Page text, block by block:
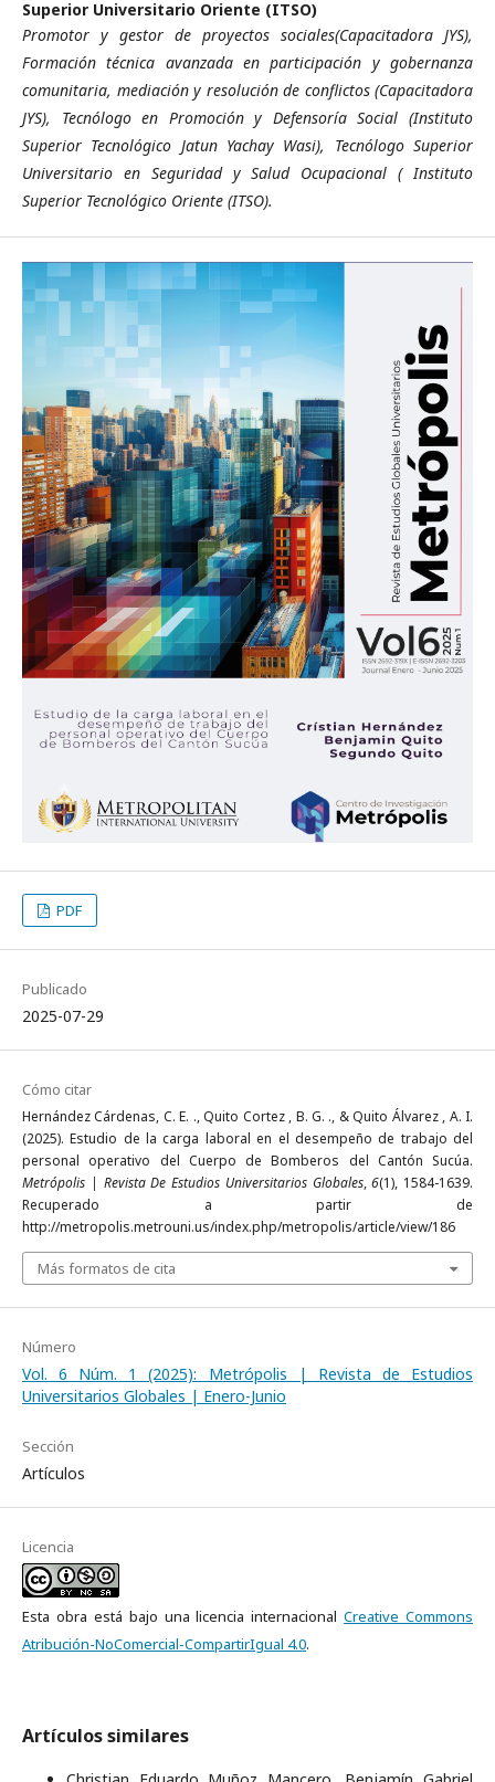
Superior Universitario Oriente (ITSO)
Promotor y gestor de proyectos sociales(Capacitadora JYS),
Formación técnica avanzada en participación y gobernanza
comunitaria, mediación y resolución de conflictos (Capacitadora
JYS), Tecnólogo en Promoción y Defensoría Social (Instituto
Superior Tecnológico Jatun Yachay Wasi), Tecnólogo Superior
Universitario en Seguridad y Salud Ocupacional ( Instituto
Superior Tecnológico Oriente (ITSO).
PDF
Publicado
2025-07-29
Cómo citar
Hernández Cárdenas, C. E. ., Quito Cortez , B. G. ., & Quito Álvarez , A. I.
(2025). Estudio de la carga laboral en el desempeño de trabajo del
personal operativo del Cuerpo de Bomberos del Cantón Sucúa.
Metrópolis | Revista De Estudios Universitarios Globales,6(1), 1584-1639.
Recuperado a partir de
http://metropolis.metrouni.us/index.php/metropolis/article/view/186
Más formatos de cita
Número
Vol. 6 Núm. 1 (2025): Metrópolis | Revista de Estudios
Universitarios Globales | Enero-Junio
Sección
Artículos
Licencia
Esta obra está bajo una licencia internacionalCreative Commons
Atribución-NoComercial-CompartirIgual 4.0.
Artículos similares